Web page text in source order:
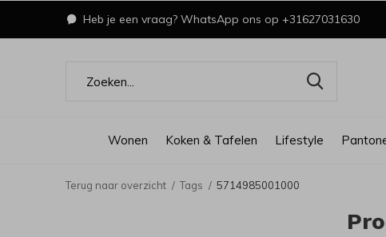
Wonen Koken & Tafelen Lifestyle
Heb je een vraag? WhatsApp ons op +31627031630
Terug naar overzicht Tags 5714985001000